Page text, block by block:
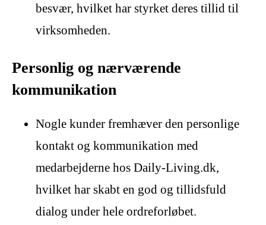
besvær, hvilket har styrket deres tillid til
virksomheden.
Personlig og nærværende
kommunikation
Nogle kunder fremhæver den personlige
kontakt og kommunikation med
medarbejderne hos Daily-Living.dk,
hvilket har skabt en god og tillidsfuld
dialog under hele ordreforløbet.